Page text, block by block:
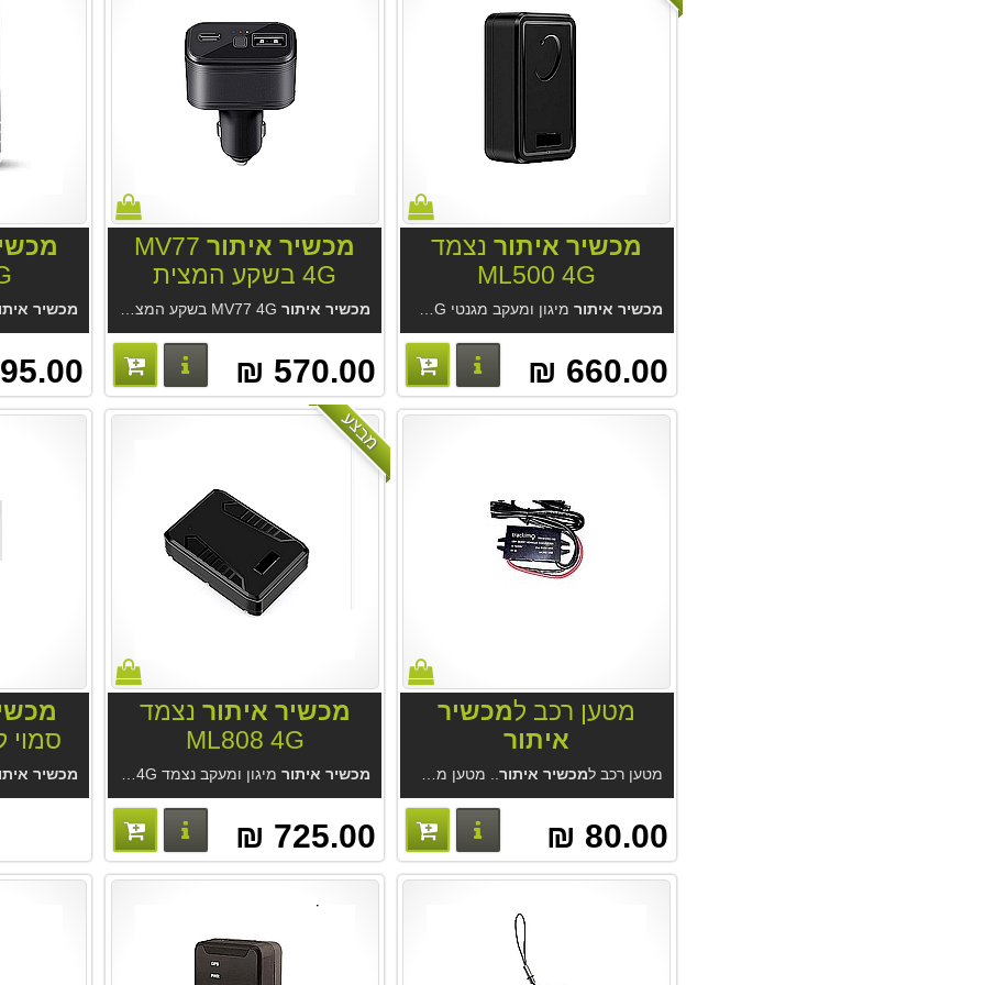
מכשיר איתורנצמד
ML500 4G
מכשיר איתור מיגון ומעקב מגנטי ML500 4G לשימושים רבים. סוללה 10-35 יום. מקלט GPS מודרני, דיוק מעשי 2.5 מטר בנסיעה. אטום למים, לחצן מצוקה, האזנה סמויה. מחיר המכשיר אצלינו כולל מנוי לתמיד מהיצרן.
660.00 ₪ פרטים נוספים
מכשיר איתור MV77
4G בשקע המצית
מכשיר איתורMV77 4G בשקע המצית משמש כמטען USB וכמכשיר מעקב איכותי. אפליקציה נוחה ללא עלות מהיצרן. אופציה: מערכת איתור מקצועית GPS-Trace מחברת Gurtam הגדולה בעולם לניהול צי רכב.
570.00 ₪ פרטים נוספים
מכשיר
₪
מטען רכב למכשיר
איתור
מטען רכב למכשיר איתור .. מטען מתח מיוצב לחיבור קבוע למצבר 12-24V.
80.00 ₪ פרטים נוספים
מבצע
מכשיר איתור נצמד
ML808 4G
מכשיר איתורמיגון ומעקב נצמד ML808 4G ללא עלות מנוי. לשימושים רבים. סוללה 15-60 יום. מקלט GPS מודרני, דיוק מעשי 2.5 מטר בנסיעה. אטום למים, האזנה סמויה. מחיר המכשיר אצלינו כולל מנוי לתמיד מהיצרן.
725.00 ₪ פרטים נוספים
מכשיר